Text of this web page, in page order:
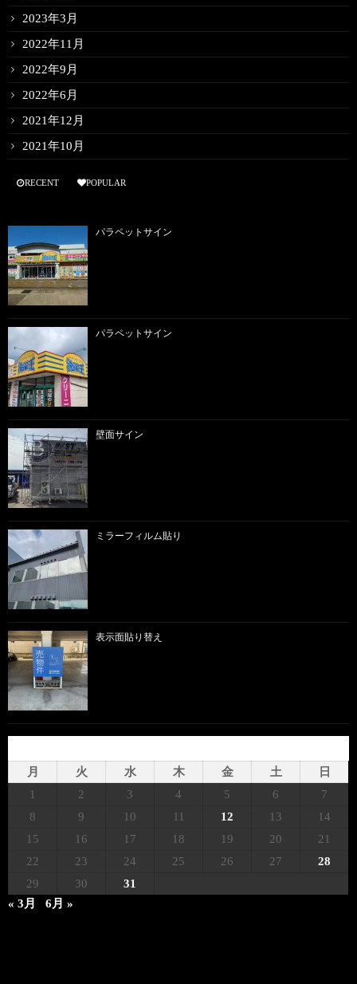
2023年3月
2022年11月
2022年9月
2022年6月
2021年12月
2021年10月
RECENT POPULAR
パラペットサイン
パラペットサイン
壁面サイン
ミラーフィルム貼り
表示面貼り替え
月
火 水 木 金 土
日
1
2 3 4 5 6
7
8
9 10 11 12 13
14
15
16 17 18 19 20
21
22
23 24 25 26 27
28
29
30
31
« 3月
6月 »